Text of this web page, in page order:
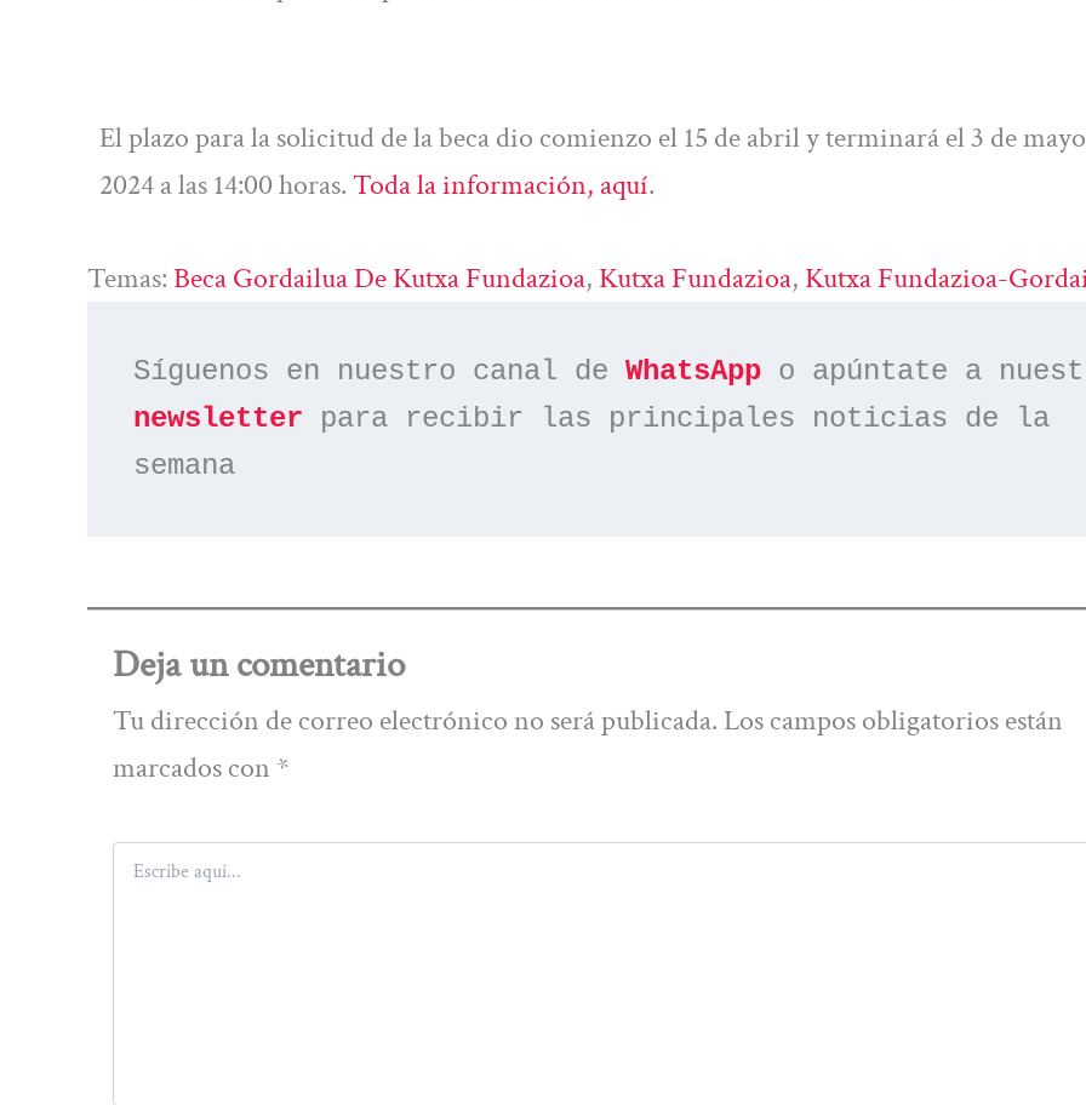
El plazo para la solicitud de la beca dio comienzo el 15 de abril y terminará el 3 de
2024 a las 14:00 horas.Toda la información, aquí.
Temas: Beca Gordailua De Kutxa Fundazioa, Kutxa Fundazioa, Kutxa Fundazioa-
Síguenos en nuestro canal de WhatsApp
newsletter para recibir las principales noticias de la
semana
Deja un comentario
Tu dirección de correo electrónico no será publicada. Los campos obligatorios están
marcados con *
Escribe
aquí...